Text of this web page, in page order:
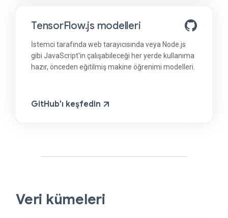
TensorFlow.js modelleri
İstemci tarafında web tarayıcısında veya Node.js
gibi JavaScript'in çalışabileceği her yerde kullanıma
hazır, önceden eğitilmiş makine öğrenimi modelleri.
GitHub'ı keşfedin
Veri kümeleri